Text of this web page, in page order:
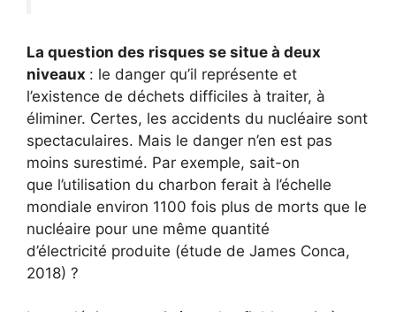
La question des risques se situe à deux
niveaux : le danger qu’il représente et
l’existence de déchets difficiles à traiter, à
éliminer. Certes, les accidents du nucléaire sont
spectaculaires. Mais le danger n’en est pas
moins surestimé. Par exemple, sait-on
que l’utilisation du charbon ferait à l’échelle
mondiale environ 1100 fois plus de morts que le
nucléaire pour une même quantité
d’électricité produite (étude de James Conca,
2018) ?